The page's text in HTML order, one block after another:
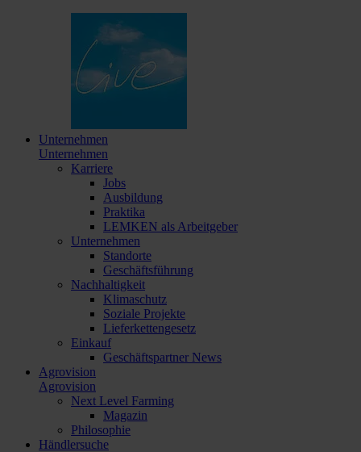
Unternehmen
Unternehmen
Karriere
Jobs
Ausbildung
Praktika
LEMKEN als Arbeitgeber
Unternehmen
Standorte
Geschäftsführung
Nachhaltigkeit
Klimaschutz
Soziale Projekte
Lieferkettengesetz
Einkauf
Geschäftspartner News
Agrovision
Agrovision
Next Level Farming
Magazin
Philosophie
Händlersuche